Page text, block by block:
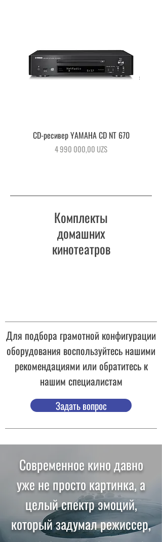
CD-ресивер YAMAHA CD NT 670
Цена
4 990 000,00 UZS
Комплекты
домашних
кинотеатров
Для подбора грамотной конфигурации
оборудования воспользуйтесь нашими
рекомендациями или обратитесь к
нашим специалистам
Задать вопрос
Современное кино давно
уже не просто картинка, а
целый спектр эмоций,
который задумал режиссер,